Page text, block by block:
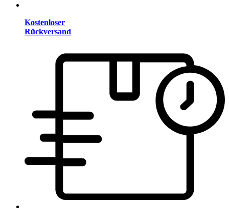
Kostenloser
Rückversand